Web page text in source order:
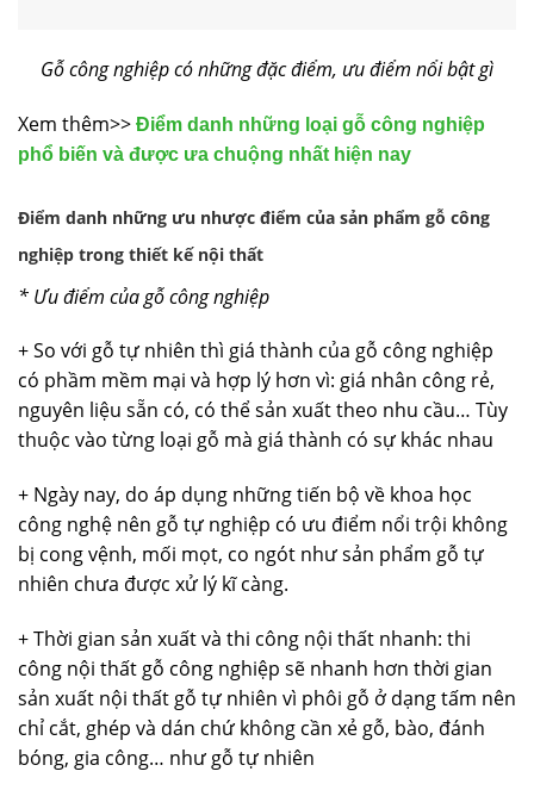
Gỗ công nghiệp có những đặc điểm, ưu điểm nổi bật gì
Xem thêm>> Điểm danh những loại gỗ công nghiệp
phổ biến và được ưa chuộng nhất hiện nay
Điểm danh những ưu nhược điểm của sản phẩm gỗ công
nghiệp trong thiết kế nội thất
* Ưu điểm của gỗ công nghiệp
+ So với gỗ tự nhiên thì giá thành của gỗ công nghiệp
có phầm mềm mại và hợp lý hơn vì: giá nhân công rẻ,
nguyên liệu sẵn có, có thể sản xuất theo nhu cầu… Tùy
thuộc vào từng loại gỗ mà giá thành có sự khác nhau
+ Ngày nay, do áp dụng những tiến bộ về khoa học
công nghệ nên gỗ tự nghiệp có ưu điểm nổi trội không
bị cong vệnh, mối mọt, co ngót như sản phẩm gỗ tự
nhiên chưa được xử lý kĩ càng.
+ Thời gian sản xuất và thi công nội thất nhanh: thi
công nội thất gỗ công nghiệp sẽ nhanh hơn thời gian
sản xuất nội thất gỗ tự nhiên vì phôi gỗ ở dạng tấm nên
chỉ cắt, ghép và dán chứ không cần xẻ gỗ, bào, đánh
bóng, gia công… như gỗ tự nhiên